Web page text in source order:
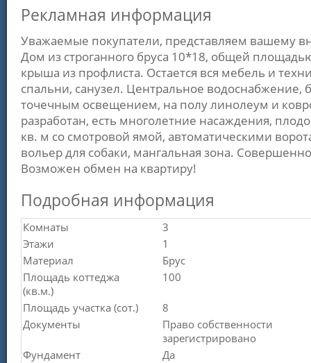
Рекламная информация
Уважаемые покупатели, представляем вашему
Дом из строганного бруса 10*18, общей
крыша из профлиста. Остается вся мебель и
спальни, санузел. Центральное
точечным освещением, на полу линолеум и
разработан, есть многолетние насаждения,
кв. м со смотровой ямой, автоматическими
вольер для собаки, мангальная зона.
Возможен обмен на квартиру!
Подробная информация
Комнаты
3
Этажи
1
Материал
Брус
Площадь коттеджа
(кв.м.)
100
Площадь участка (сот.)
8
Документы
Право собственности
зарегистрировано
Фундамент
Да